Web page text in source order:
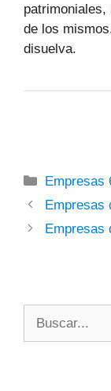
de los
disuelva.
Categorías
Empresas
Empresas
Empresas